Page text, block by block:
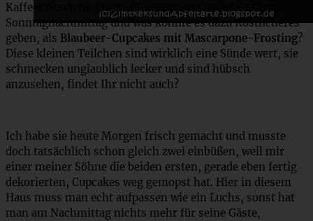
Kaffeeklatsch im Hause Zimtkeks und Apfeltarte am
Sonntagnachmittag und was könnte es dazu Köstlicheres
geben, als Blaubeer-Cupcakes mit Mascarpone-Frosting?
Diese kleinen Teilchen sind wirklich eine Sünde wert, sie
schmecken unglaublich lecker und sind hübsch
anzusehen, findet Ihr nicht auch?
Ich habe sie heute Morgen frisch gemacht und musste
doch tatsächlich schon gleich zwei einbüßen, weil mir
einer meiner Söhne die beiden ersten, gerade eben fertig
dekorierten, Cupcakes weg gemopst hat. Hier in diesem
Haus muss man echt aufpassen wie ein Luchs, sonst hat
man am Nachmittag nichts mehr für seine Gäste,